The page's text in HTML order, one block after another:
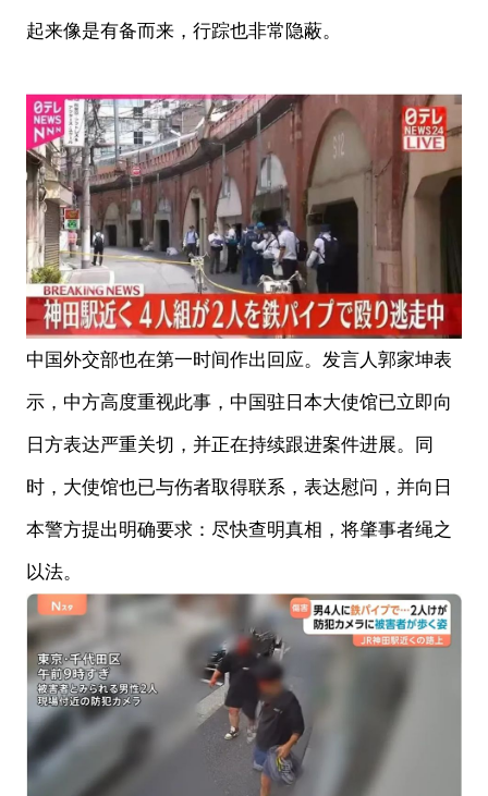
起来像是有备而来，行踪也非常隐蔽。
中国外交部也在第一时间作出回应。发言人郭家坤表
示，中方高度重视此事，中国驻日本大使馆已立即向
日方表达严重关切，并正在持续跟进案件进展。同
时，大使馆也已与伤者取得联系，表达慰问，并向日
本警方提出明确要求：尽快查明真相，将肇事者绳之
以法。